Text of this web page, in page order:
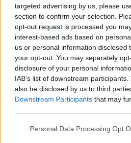
targeted advertising by us, please
section to confirm your selection.
opt-out request is processed you
interest-based ads based on
us or personal information disclosed
your opt-out. You may separately
disclosure of your personal
IAB’s list of downstream
also be disclosed by us to third
Downstream Participants that may
Personal Data Processing Opt
Hamarosan ismét a boltok
legismertebb magyar matricás
kilencvenes évek elején gyerekek
felejthetetlen élményeket.